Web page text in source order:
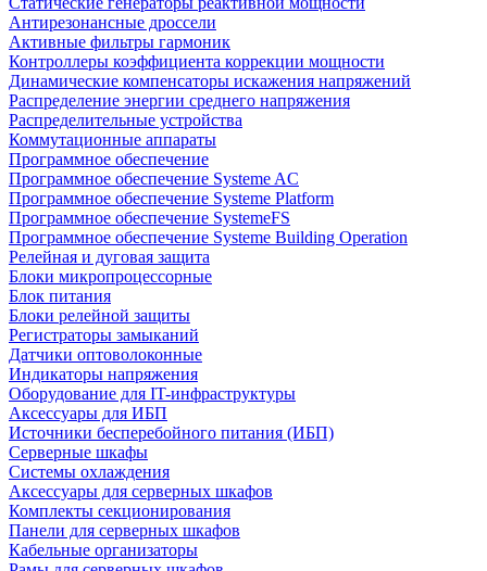
Антирезонансные дроссели
Активные фильтры гармоник
Контроллеры коэффициента коррекции мощности
Динамические компенсаторы искажения напряжений
Распределение энергии среднего напряжения
Распределительные устройства
Коммутационные аппараты
Программное обеспечение
Программное обеспечение Systeme AC
Программное обеспечение Systeme Platform
Программное обеспечение SystemeFS
Программное обеспечение Systeme Building Operation
Релейная и дуговая защита
Блоки микропроцессорные
Блок питания
Блоки релейной защиты
Регистраторы замыканий
Датчики оптоволоконные
Индикаторы напряжения
Оборудование для IT-инфраструктуры
Аксессуары для ИБП
Источники бесперебойного питания (ИБП)
Серверные шкафы
Системы охлаждения
Аксессуары для серверных шкафов
Комплекты секционирования
Панели для серверных шкафов
Кабельные организаторы